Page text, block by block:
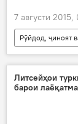
7 августи 2015,
Рӯйдод, ҷиноят
Осиёи Марказӣ
Ҳамаи хабарҳо
Кобул
Литсейҳои
барои